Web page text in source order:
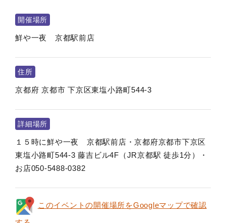
開催場所
鮮や一夜 京都駅前店
住所
京都府 京都市 下京区東塩小路町544-3
詳細場所
１５時に鮮や一夜 京都駅前店・京都府京都市下京区
東塩小路町544-3 藤吉ビル4F（JR京都駅 徒歩1分）・
お店050-5488-0382
このイベントの開催場所をGoogleマップで確認